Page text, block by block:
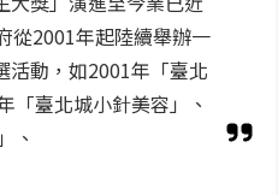
從2001年起陸續舉辦一
活動，如2001年「臺北
「臺北城小針美容」、
、